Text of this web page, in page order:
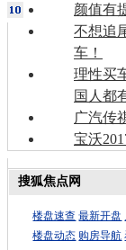
颜值有
不想追
车！
理性买
国人都
广汽传
宝沃
搜狐焦点网
楼盘速查 最新开盘
楼盘动态 购房导航